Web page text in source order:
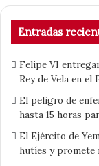
Entradas
Felipe VI
Rey de Vela en el
El peligro de
hasta 15 horas
El Ejército de
hutíes y promete